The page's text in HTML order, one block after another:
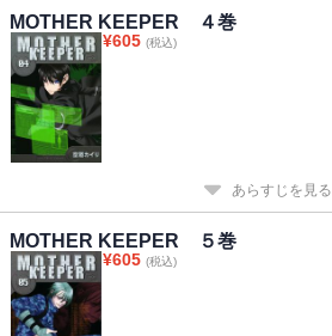
MOTHER KEEPER ４巻
¥605 (税込)
あらすじを見る
MOTHER KEEPER ５巻
¥605 (税込)